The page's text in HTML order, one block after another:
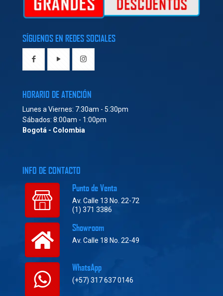
SÍGUENOS EN REDES SOCIALES
HORARIO DE ATENCIÓN
Lunes a Viernes: 7:30am - 5:30pm
Sábados: 8:00am - 1:00pm
Bogotá - Colombia
INFO DE CONTACTO
Punto de Venta
Av. Calle 13 No. 22-72
(1) 371 3386
Showroom
Av. Calle 18 No. 22-49
WhatsApp
(+57) 317 637 0146